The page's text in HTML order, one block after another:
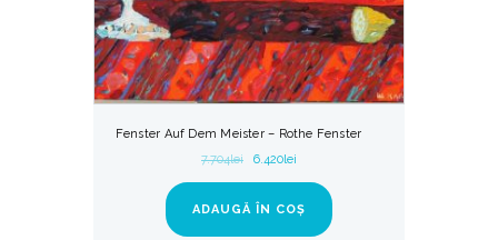
Fenster Auf Dem Meister – Rothe Fenster
7.704lei 6.420lei
ADAUGĂ ÎN COȘ